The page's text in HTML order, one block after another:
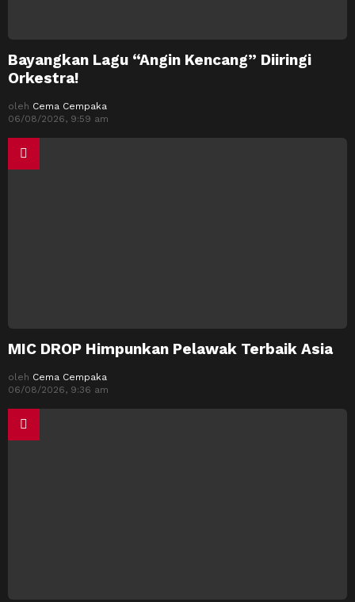
Bayangkan Lagu “Angin Kencang” Diiringi
Orkestra!
oleh Cema Cempaka
06/08/2026, 9:59 am
MIC DROP Himpunkan Pelawak Terbaik Asia
oleh Cema Cempaka
06/08/2026, 9:36 am